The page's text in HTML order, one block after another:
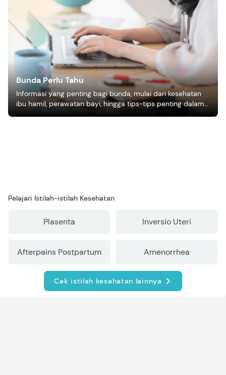
Bunda Perlu Tahu
Informasi yang penting bagi bunda, mulai dari kesehatan
ibu hamil, perawatan bayi, hingga tips-tips penting dalam
mengasuh anak
Pelajari Istilah-istilah Kesehatan
Plasenta Inversio Uteri
Afterpains Postpartum Amenorrhea
Cek istilah kesehatan lainnya